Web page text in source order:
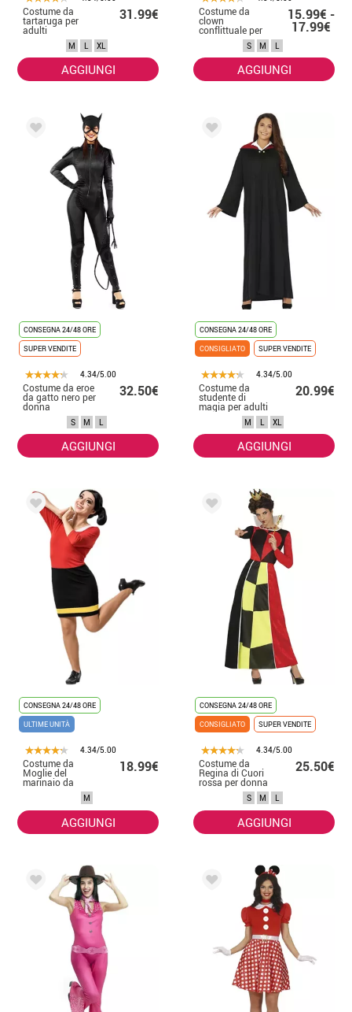
Costume da
tartaruga per
adulti
31.99€
M L XL
AGGIUNGI
Costume da
clown
conflittuale per
15.99€ -
17.99€
S M L
AGGIUNGI
CONSEGNA 24/48 ORE
SUPER VENDITE
4.34/5.00
Costume da eroe
da gatto nero per
donna
32.50€
S M L
AGGIUNGI
CONSEGNA 24/48 ORE
CONSIGLIATO
SUPER VENDITE
4.34/5.00
Costume da
studente di
magia per adulti
20.99€
M L XL
AGGIUNGI
CONSEGNA 24/48 ORE
ULTIME UNITÀ
4.34/5.00
Costume da
Moglie del
marinaio da
18.99€
M
AGGIUNGI
CONSEGNA 24/48 ORE
CONSIGLIATO
SUPER VENDITE
4.34/5.00
Costume da
Regina di Cuori
rossa per donna
25.50€
S M L
AGGIUNGI